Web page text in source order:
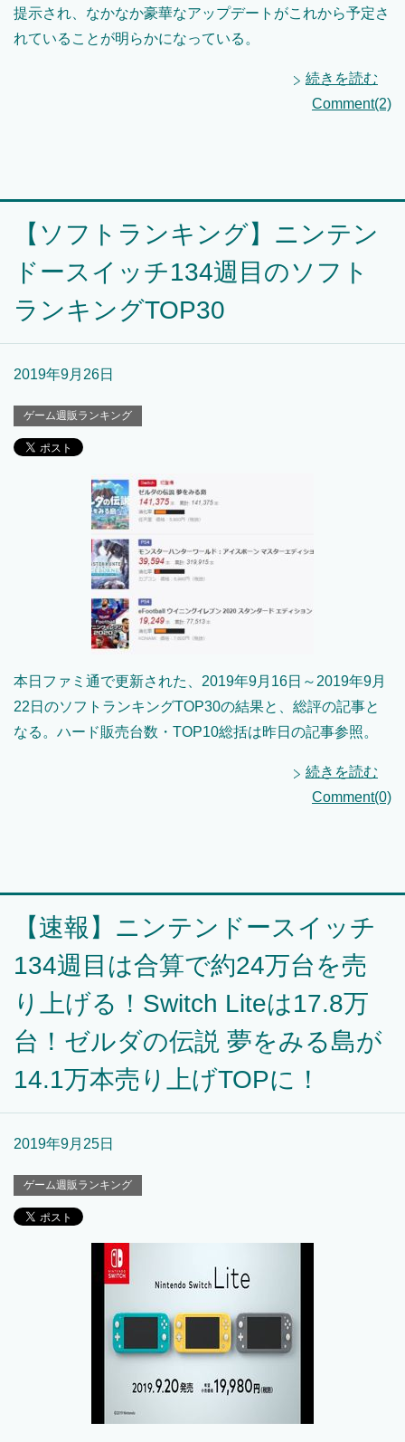
提示され、なかなか豪華なアップデートがこれから予定さ
れていることが明らかになっている。
続きを読む
Comment(2)
【ソフトランキング】ニンテン
ドースイッチ134週目のソフト
ランキングTOP30
2019年9月26日
ゲーム週販ランキング
本日ファミ通で更新された、2019年9月16日～2019年9月
22日のソフトランキングTOP30の結果と、総評の記事と
なる。ハード販売台数・TOP10総括は昨日の記事参照。
続きを読む
Comment(0)
【速報】ニンテンドースイッチ
134週目は合算で約24万台を売
り上げる！Switch Liteは17.8万
台！ゼルダの伝説 夢をみる島が
14.1万本売り上げTOPに！
2019年9月25日
ゲーム週販ランキング